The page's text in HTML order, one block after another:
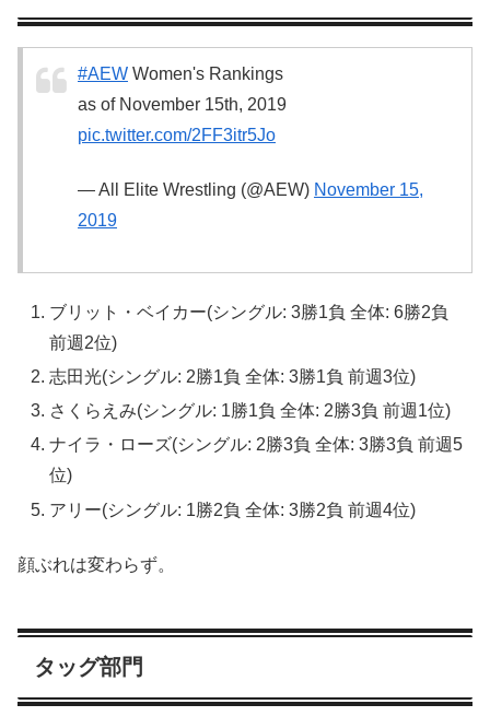
#AEW Women's Rankings
as of November 15th, 2019
pic.twitter.com/2FF3itr5Jo
— All Elite Wrestling (@AEW) November 15,
2019
ブリット・ベイカー(シングル: 3勝1負 全体: 6勝2負
前週2位)
志田光(シングル: 2勝1負 全体: 3勝1負 前週3位)
さくらえみ(シングル: 1勝1負 全体: 2勝3負 前週1位)
ナイラ・ローズ(シングル: 2勝3負 全体: 3勝3負 前週5
位)
アリー(シングル: 1勝2負 全体: 3勝2負 前週4位)
顔ぶれは変わらず。
タッグ部門